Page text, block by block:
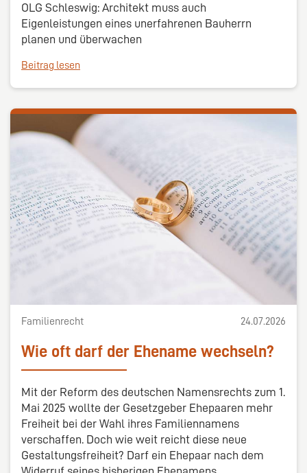
OLG Schleswig: Architekt muss auch
Eigenleistungen eines unerfahrenen Bauherrn
planen und überwachen
Beitrag lesen
Familienrecht 24.07.2026
Wie oft darf der Ehename wechseln?
Mit der Reform des deutschen Namensrechts zum 1.
Mai 2025 wollte der Gesetzgeber Ehepaaren mehr
Freiheit bei der Wahl ihres Familiennamens
verschaffen. Doch wie weit reicht diese neue
Gestaltungsfreiheit? Darf ein Ehepaar nach dem